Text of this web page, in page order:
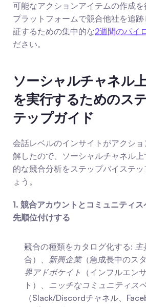
可能なアクションアイテムの作成
プラットフォームで競合他社を追
証するための集中的な2週間のパイ
ださい。
ソーシャルチャネル
を実行するためのス
テップガイド
会話レベルのインサイトがアクシ
解したので、ソーシャルチャネル
的な競合分析をステップバイステ
ょう。
1. 競合アカウントとコミュニティ
先順位付けする
競合の種類をカタログ化する: 主
合）、 新興企業（急成長中のス
界アドボケイト
（インフルエン
ト）、 ニッチなコミュニティス
（Slack/Discordチャネル、